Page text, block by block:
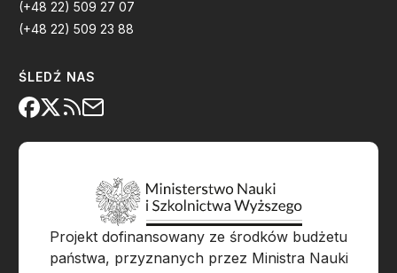
(+48 22) 509 27 07
(+48 22) 509 23 88
ŚLEDŹ NAS
Projekt dofinansowany ze środków budżetu
państwa, przyznanych przez Ministra Nauki